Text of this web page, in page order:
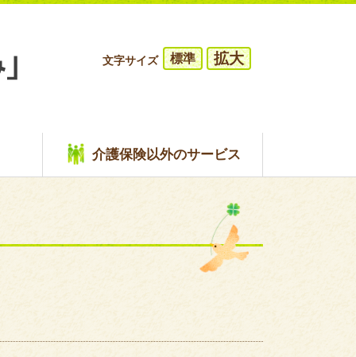
文字サイズ 標準 拡大
介護保険以外のサービス